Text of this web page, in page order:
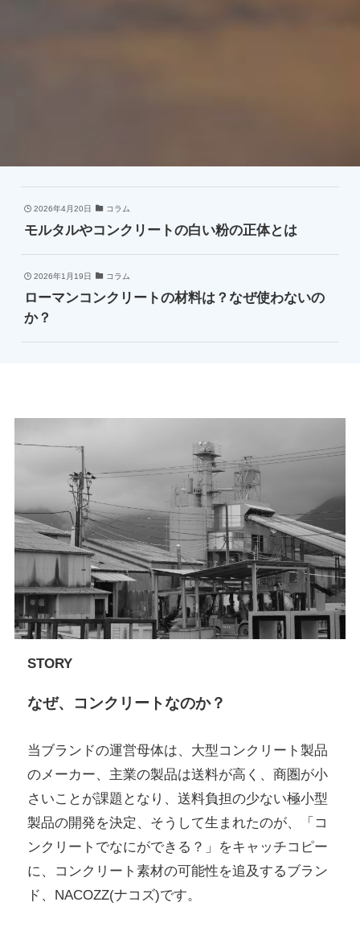
2026年4月20日 コラム
モルタルやコンクリートの白い粉の正体とは
2026年1月19日 コラム
ローマンコンクリートの材料は？なぜ使わないの
か？
STORY
なぜ、コンクリートなのか？
当ブランドの運営母体は、大型コンクリート製品
のメーカー、主業の製品は送料が高く、商圏が小
さいことが課題となり、送料負担の少ない極小型
製品の開発を決定、そうして生まれたのが、「コ
ンクリートでなにができる？」をキャッチコピー
に、コンクリート素材の可能性を追及するブラン
ド、NACOZZ(ナコズ)です。